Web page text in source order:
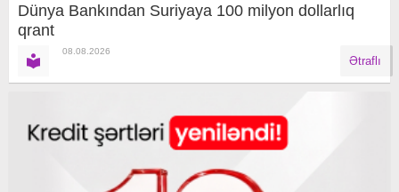
Dünya Bankından Suriyaya 100 milyon dollarlıq
qrant
08.08.2026
Ətraflı